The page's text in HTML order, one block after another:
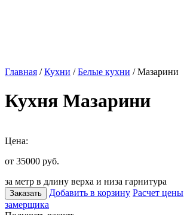
Главная /Кухни /Белые кухни / Мазарини
Кухня Мазарини
Цена:
от 35000 руб.
за метр в длину верха и низа гарнитура
Заказать Добавить в корзину Расчет цены
замерщика